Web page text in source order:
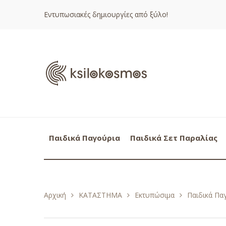
Εντυπωσιακές δημιουργίες από ξύλο!
Παιδικά Παγούρια Παιδικά Σετ Παραλίας
Αρχική ΚΑΤΑΣΤΗΜΑ Εκτυπώσιμα Παιδικά